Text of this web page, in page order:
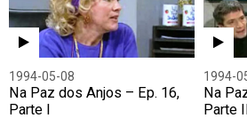
1994-05-08
Na Paz dos Anjos – Ep. 16,
Parte I
1994-
Na
Parte